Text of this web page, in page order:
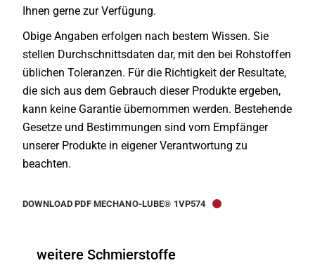
Ihnen gerne zur Verfügung.
Obige Angaben erfolgen nach bestem Wissen. Sie
stellen Durchschnittsdaten dar, mit den bei Rohstoffen
üblichen Toleranzen. Für die Richtigkeit der Resultate,
die sich aus dem Gebrauch dieser Produkte ergeben,
kann keine Garantie übernommen werden. Bestehende
Gesetze und Bestimmungen sind vom Empfänger
unserer Produkte in eigener Verantwortung zu
beachten.
DOWNLOAD PDF MECHANO-LUBE® 1VP574
weitere Schmierstoffe